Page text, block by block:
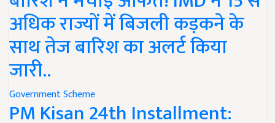
अधिक राज्यों में बिजली कड़कने के
साथ तेज बारिश का अलर्ट किया
जारी..
Government Scheme
PM Kisan 24th Installment: